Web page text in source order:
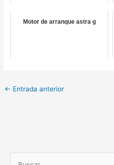
Motor de arranque astra g
← Entrada anterior